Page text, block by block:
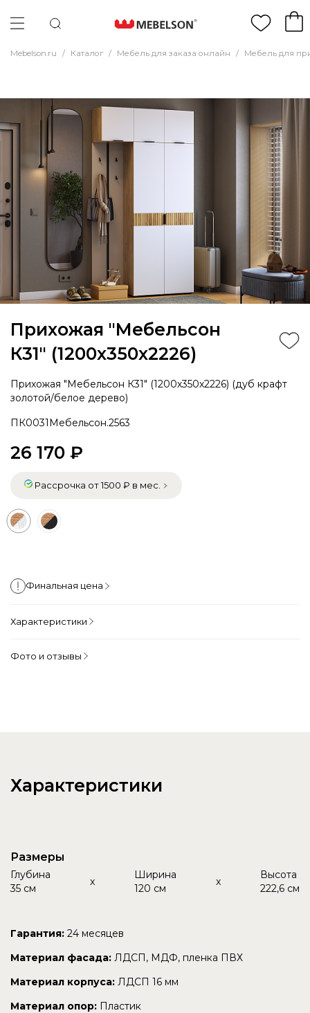
Mebelson.ru / Каталог / Мебель для заказа онлайн / Мебель для
Прихожая "Мебельсон
К31" (1200х350х2226)
Прихожая "Мебельсон К31" (1200х350х2226) (дуб крафт
золотой/белое дерево)
ПК0031Мебельсон.2563
26 170 ₽
Рассрочка от 1500 ₽ в мес.
Финальная цена
Характеристики
Фото и отзывы
Характеристики
Размеры
Глубина
35 см
x
Ширина
120 см
x
Высота
222,6 см
Гарантия: 24 месяцев
Материал фасада: ЛДСП, МДФ, пленка ПВХ
Материал корпуса: ЛДСП 16 мм
Материал опор: Пластик